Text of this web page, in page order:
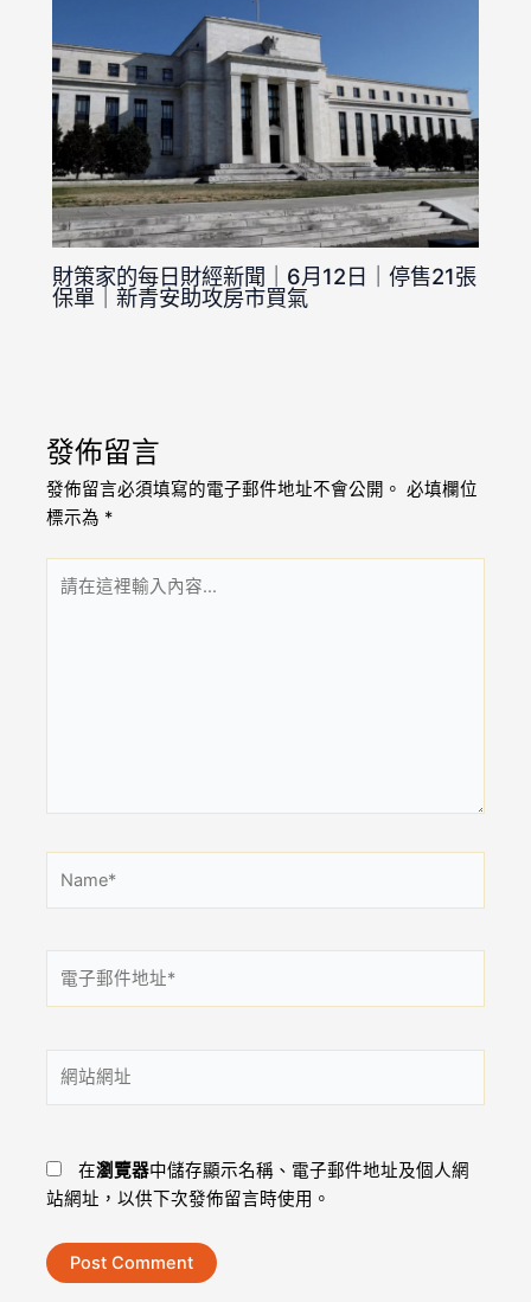
財策家的每日財經新聞｜6月12日｜停售21張
保單｜新青安助攻房市買氣
發佈留言
發佈留言必須填寫的電子郵件地址不會公開。 必填欄位
標示為 *
在
子
件
地
址
站
在瀏覽器中儲存顯示名稱、電子郵件地址及個人網
站網址，以供下次發佈留言時使用。